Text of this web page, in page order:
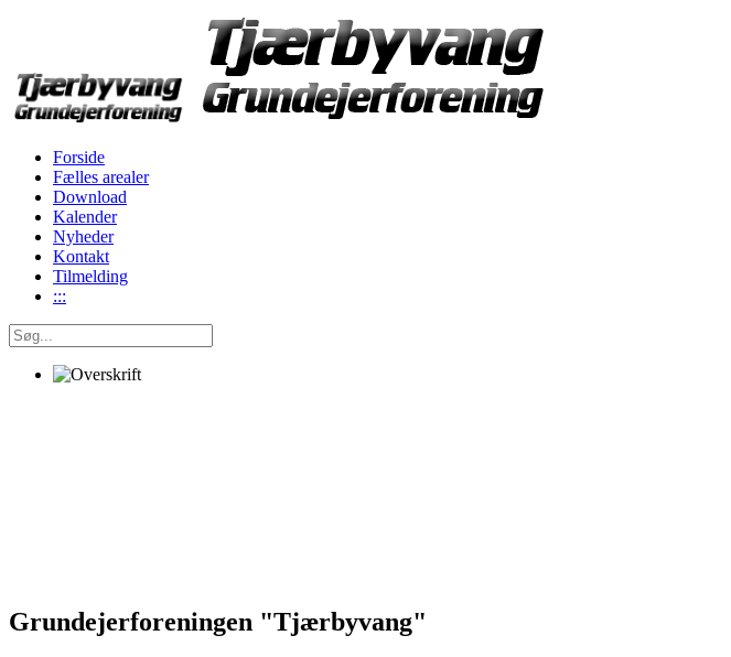
Forside
Fælles arealer
Download
Kalender
Nyheder
Kontakt
Tilmelding
:::
Grundejerforeningen "Tjærbyvang"